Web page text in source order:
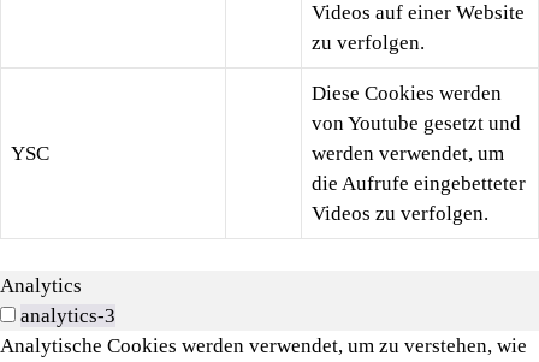
Videos auf einer Website
zu verfolgen.
YSC
Diese Cookies werden
von Youtube gesetzt und
werden verwendet, um
die Aufrufe eingebetteter
Videos zu verfolgen.
Analytics
analytics-3
Analytische Cookies werden verwendet, um zu verstehen, wie